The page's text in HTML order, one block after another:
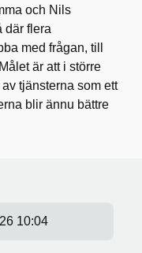
och Nils
där flera
med frågan, till
är att i större
tjänsterna som ett
blir ännu bättre
10:04